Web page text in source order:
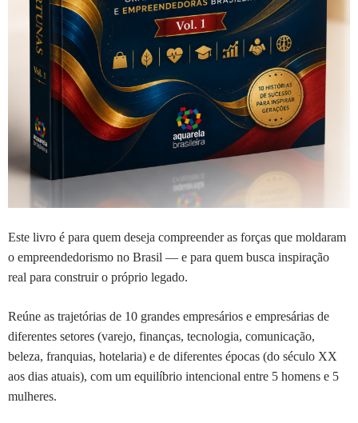
Este livro é para quem deseja compreender as forças que moldaram
o empreendedorismo no Brasil — e para quem busca inspiração
real para construir o próprio legado.
Reúne as trajetórias de 10 grandes empresários e empresárias de
diferentes setores (varejo, finanças, tecnologia, comunicação,
beleza, franquias, hotelaria) e de diferentes épocas (do século XX
aos dias atuais), com um equilíbrio intencional entre 5 homens e 5
mulheres.